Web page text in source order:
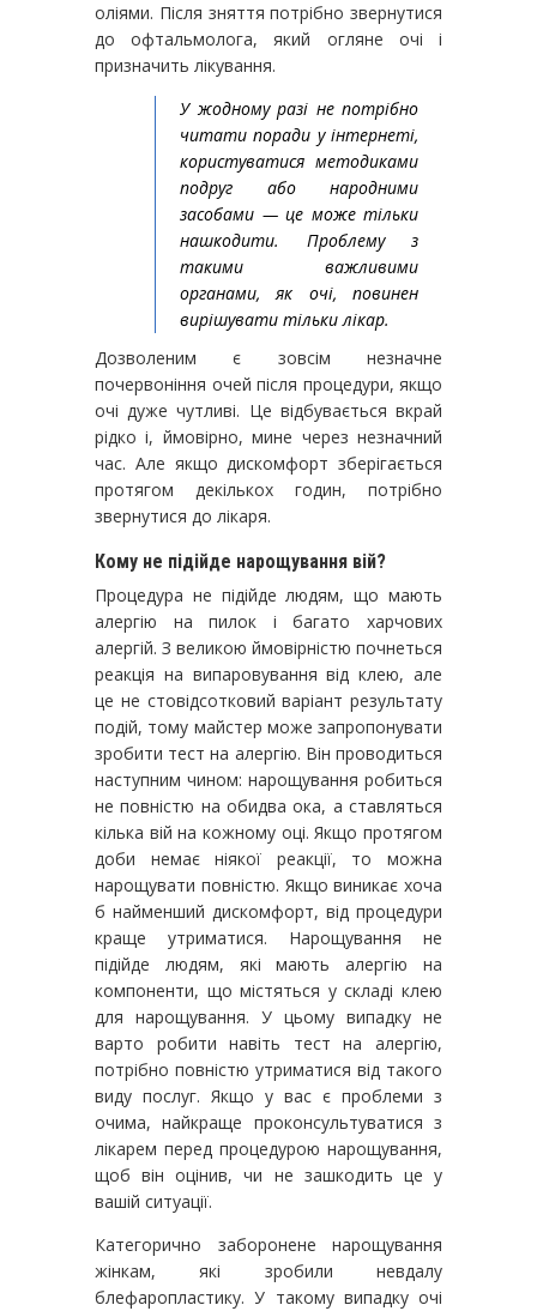
оліями. Після зняття потрібно звернутися
до офтальмолога, який огляне очі і
призначить лікування.
У жодному разі не потрібно
читати поради у інтернеті,
користуватися методиками
подруг або народними
засобами — це може тільки
нашкодити. Проблему з
такими важливими
органами, як очі, повинен
вирішувати тільки лікар.
Дозволеним є зовсім незначне
почервоніння очей після процедури, якщо
очі дуже чутливі. Це відбувається вкрай
рідко і, ймовірно, мине через незначний
час. Але якщо дискомфорт зберігається
протягом декількох годин, потрібно
звернутися до лікаря.
Кому не підійде нарощування вій?
Процедура не підійде людям, що мають
алергію на пилок і багато харчових
алергій. З великою ймовірністю почнеться
реакція на випаровування від клею, але
це не стовідсотковий варіант результату
подій, тому майстер може запропонувати
зробити тест на алергію. Він проводиться
наступним чином: нарощування робиться
не повністю на обидва ока, а ставляться
кілька вій на кожному оці. Якщо протягом
доби немає ніякої реакції, то можна
нарощувати повністю. Якщо виникає хоча
б найменший дискомфорт, від процедури
краще утриматися. Нарощування не
підійде людям, які мають алергію на
компоненти, що містяться у складі клею
для нарощування. У цьому випадку не
варто робити навіть тест на алергію,
потрібно повністю утриматися від такого
виду послуг. Якщо у вас є проблеми з
очима, найкраще проконсультуватися з
лікарем перед процедурою нарощування,
щоб він оцінив, чи не зашкодить це у
вашій ситуації.
Категорично заборонене нарощування
жінкам, які зробили невдалу
блефаропластику. У такому випадку очі